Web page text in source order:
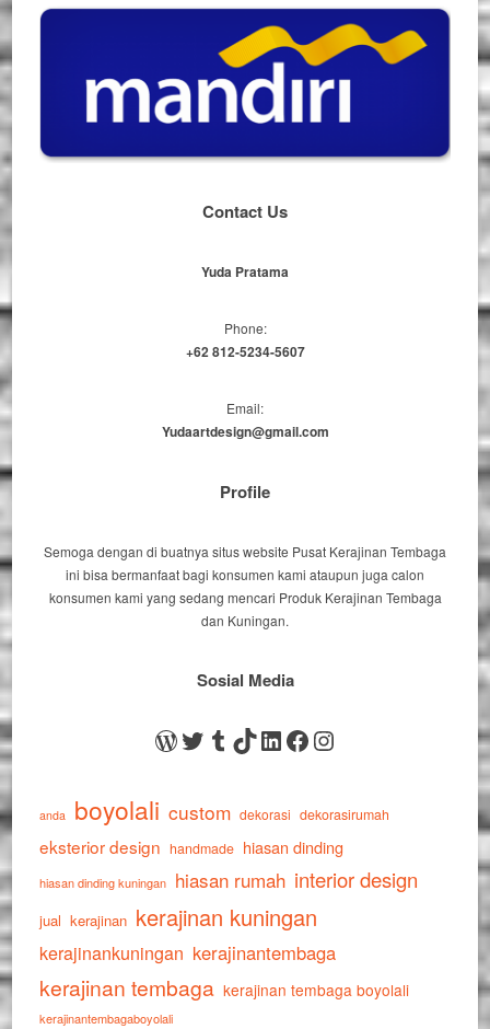
Contact Us
Yuda Pratama
Phone:
+62 812-5234-5607
Email:
Yudaartdesign@gmail.com
Profile
Semoga dengan di buatnya situs website Pusat Kerajinan Tembaga
ini bisa bermanfaat bagi konsumen kami ataupun juga calon
konsumen kami yang sedang mencari Produk Kerajinan Tembaga
dan Kuningan.
Sosial Media
WordPress
Twitter
Tumblr
TikTok
LinkedIn
Facebook
Instagram
anda boyolali custom dekorasi dekorasirumah
eksterior design handmade hiasan dinding
hiasan dinding kuningan hiasan rumah interior design
jual kerajinan kerajinan kuningan
kerajinankuningan kerajinantembaga
kerajinan tembaga kerajinan tembaga boyolali
kerajinantembagaboyolali